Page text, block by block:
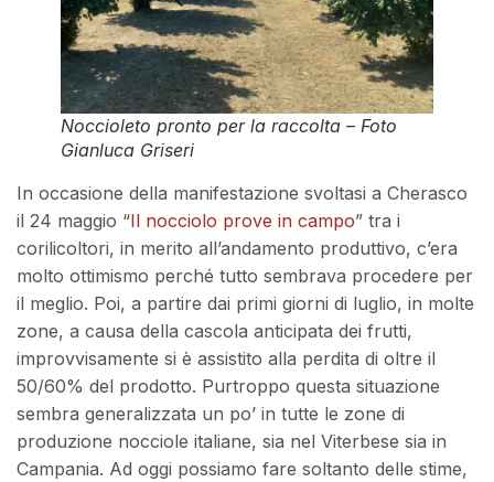
Noccioleto pronto per la raccolta – Foto
Gianluca Griseri
In occasione della manifestazione svoltasi a Cherasco
il 24 maggio “Il nocciolo prove in campo” tra i
corilicoltori, in merito all’andamento produttivo, c’era
molto ottimismo perché tutto sembrava procedere per
il meglio. Poi, a partire dai primi giorni di luglio, in molte
zone, a causa della cascola anticipata dei frutti,
improvvisamente si è assistito alla perdita di oltre il
50/60% del prodotto. Purtroppo questa situazione
sembra generalizzata un po’ in tutte le zone di
produzione nocciole italiane, sia nel Viterbese sia in
Campania. Ad oggi possiamo fare soltanto delle stime,